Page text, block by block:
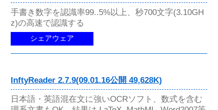
手書き数字を認識率99..5%以上、秒700文字(3.10GH
z)の高速で認識する
シェアウェア
InftyReader 2.7.9(09.01.16公開 49,628K)
日本語・英語混在文に強いOCRソフト、数式を含む